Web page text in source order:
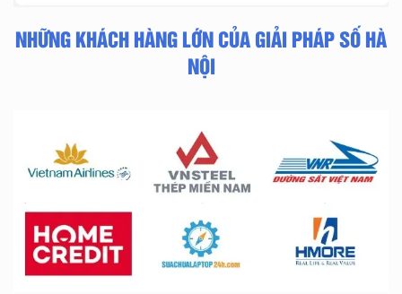
NHỮNG KHÁCH HÀNG LỚN CỦA GIẢI PHÁP SỐ HÀ
NỘI